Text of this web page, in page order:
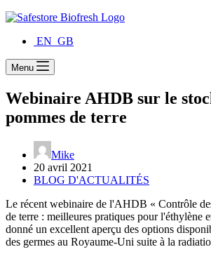
EN_GB
Menu
Webinaire AHDB sur le
pommes de terre
Mike
20 avril 2021
BLOG D'ACTUALITÉS
Le récent webinaire de l'AHDB « Contrôle
de terre : meilleures pratiques pour l'éthylène
donné un excellent aperçu des options
des germes au Royaume-Uni suite à la